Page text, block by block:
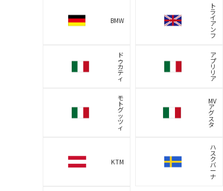
BMW
ト
ラ
イ
ア
ン
フ
ド
ゥ
カ
テ
ィ
ア
プ
リ
リ
ア
モ
ト
グ
ッ
ツ
ィ
MV
ア
グ
ス
タ
KTM
ハ
ス
ク
バ
ー
ナ